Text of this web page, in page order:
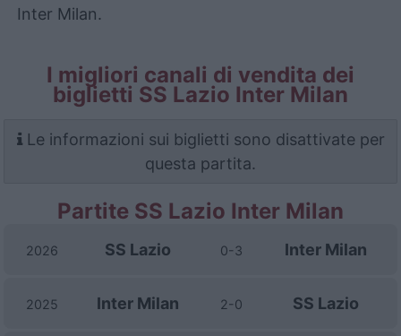
Inter Milan.
I migliori canali di vendita dei
biglietti SS Lazio Inter Milan
Le informazioni sui biglietti sono disattivate per
questa partita.
Partite SS Lazio Inter Milan
2026 SS Lazio 0-3 Inter Milan
2025 Inter Milan 2-0 SS Lazio